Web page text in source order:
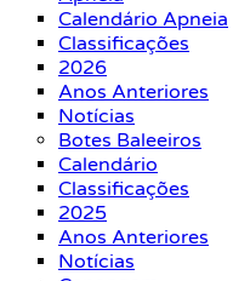
Calendário Apneia
Classificações
2026
Anos Anteriores
Notícias
Botes Baleeiros
Calendário
Classificações
2025
Anos Anteriores
Notícias